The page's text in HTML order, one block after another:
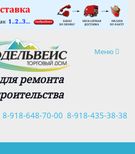
Навигация
Меню
ремонта
8-918-435-38-38
8-918-648-70-00
×